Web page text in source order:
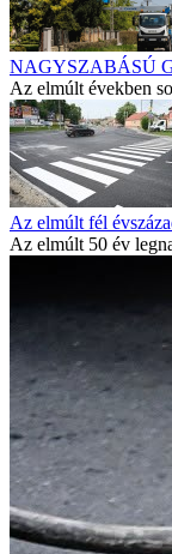
NAGYSZABÁSÚ
Az elmúlt években
Az elmúlt fél
Az elmúlt 50 év